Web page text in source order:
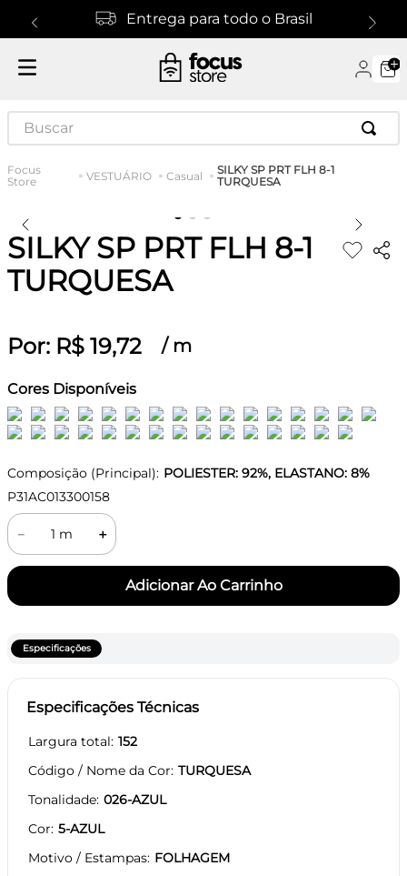
Entrega para todo o Brasil
Buscar
VESTUÁRIO Casual
SILKY SP PRT FLH 8-1
TURQUESA
SILKY SP PRT FLH 8-1
TURQUESA
Por: R$ 19,72 / m
Cores Disponíveis
Composição (Principal): POLIESTER: 92%, ELASTANO: 8%
P31AC013300158
＋
－
Especificações
Especificações Técnicas
Largura total 152
Código / Nome da Cor TURQUESA
Tonalidade 026-AZUL
Cor 5-AZUL
Motivo / Estampas FOLHAGEM